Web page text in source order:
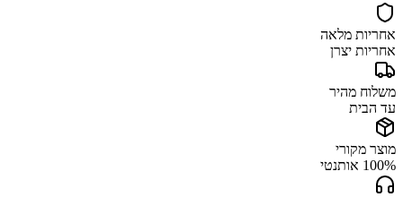
אחריות מלאה
אחריות יצרן
משלוח מהיר
עד הבית
מוצר מקורי
100% אותנטי